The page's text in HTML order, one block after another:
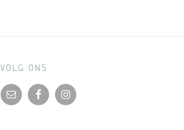
VOLG ONS